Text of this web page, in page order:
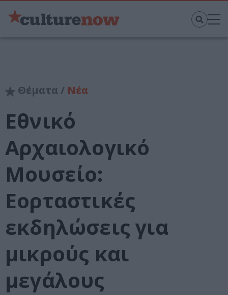
Θέματα / Νέα
Εθνικό
Αρχαιολογικό
Μουσείο:
Εορταστικές
εκδηλώσεις για
μικρούς και
μεγάλους